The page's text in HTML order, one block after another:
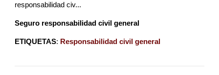
responsabilidad civ...
Seguro responsabilidad civil general
ETIQUETAS: Responsabilidad civil general